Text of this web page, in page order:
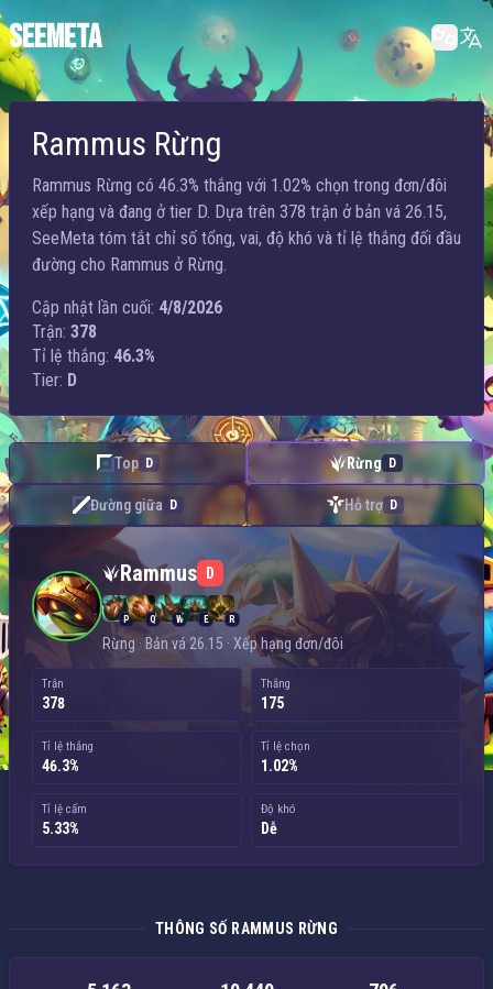
SEEMETA
Rammus Rừng
Rammus Rừng có 46.3% thắng với 1.02% chọn trong đơn/đôi
xếp hạng và đang ở tier D. Dựa trên 378 trận ở bản vá 26.15,
SeeMeta tóm tắt chỉ số tổng, vai, độ khó và tỉ lệ thắng đối đầu
đường cho Rammus ở Rừng.
Cập nhật lần cuối: 4/8/2026
Trận: 378
Tỉ lệ thắng: 46.3%
Tier: D
Top D Rừng D
Đường giữa D Hỗ trợ D
Rammus — Rừng
Rammus D
P Q W E R
Rừng · Bản vá 26.15 · Xếp hạng đơn/đôi
Trận
378
Thắng
175
Tỉ lệ thắng
46.3%
Tỉ lệ chọn
1.02%
Tỉ lệ cấm
5.33%
Độ khó
Dễ
THÔNG SỐ RAMMUS RỪNG